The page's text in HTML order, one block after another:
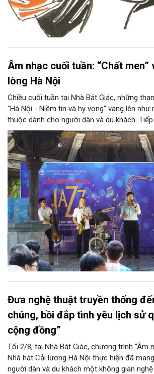
Âm nhạc cuối tuần: “Chất men”
lòng Hà Nội
Chiều cuối tuần tại Nhà Bát Giác, những
"Hà Nội - Niềm tin và hy vọng" vang lên như
thuộc dành cho người dân và du khách.
điệu jazz kinh điển của thế giới lần lượt cất
diễn của NSƯT Quyền Văn Minh và các
Club, mở ra một không gian âm nhạc giàu
trung tâm Thủ đô.
Đưa nghệ thuật truyền thống
chúng, bồi đắp tình yêu lịch sử
cộng đồng”
Tối 2/8, tại Nhà Bát Giác, chương trình “Âm
Nhà hát Cải lương Hà Nội thực hiện đã
người dân và du khách một không gian